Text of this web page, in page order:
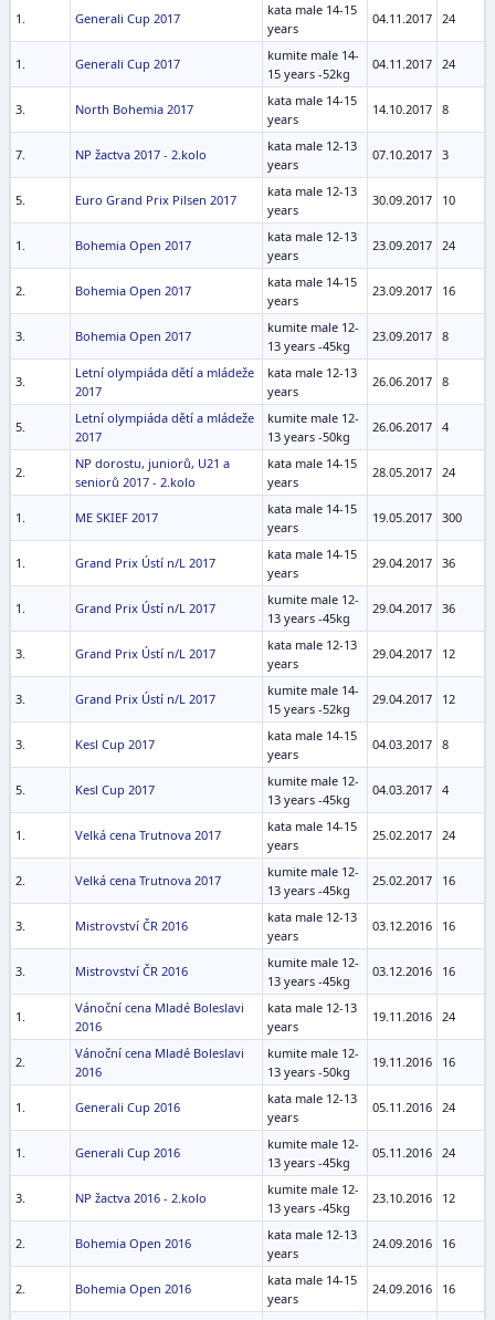
1. Generali Cup 2017
kata male 14-15
years
04.11.2017 24
1. Generali Cup 2017
kumite male 14-
15 years -52kg
04.11.2017 24
3. North Bohemia 2017
kata male 14-15
years
14.10.2017 8
7. NP žactva 2017 - 2.kolo
kata male 12-13
years
07.10.2017 3
5. Euro Grand Prix Pilsen 2017
kata male 12-13
years
30.09.2017 10
1. Bohemia Open 2017
kata male 12-13
years
23.09.2017 24
2. Bohemia Open 2017
kata male 14-15
years
23.09.2017 16
3. Bohemia Open 2017
kumite male 12-
13 years -45kg
23.09.2017 8
3.
Letní olympiáda dětí a mládeže
2017
kata male 12-13
years
26.06.2017 8
5.
Letní olympiáda dětí a mládeže
2017
kumite male 12-
13 years -50kg
26.06.2017 4
2.
NP dorostu, juniorů, U21 a
seniorů 2017 - 2.kolo
kata male 14-15
years
28.05.2017 24
1. ME SKIEF 2017
kata male 14-15
years
19.05.2017 300
1. Grand Prix Ústí n/L 2017
kata male 14-15
years
29.04.2017 36
1. Grand Prix Ústí n/L 2017
kumite male 12-
13 years -45kg
29.04.2017 36
3. Grand Prix Ústí n/L 2017
kata male 12-13
years
29.04.2017 12
3. Grand Prix Ústí n/L 2017
kumite male 14-
15 years -52kg
29.04.2017 12
3. Kesl Cup 2017
kata male 14-15
years
04.03.2017 8
5. Kesl Cup 2017
kumite male 12-
13 years -45kg
04.03.2017 4
1. Velká cena Trutnova 2017
kata male 14-15
years
25.02.2017 24
2. Velká cena Trutnova 2017
kumite male 12-
13 years -45kg
25.02.2017 16
3. Mistrovství ČR 2016
kata male 12-13
years
03.12.2016 16
3. Mistrovství ČR 2016
kumite male 12-
13 years -45kg
03.12.2016 16
1.
Vánoční cena Mladé Boleslavi
2016
kata male 12-13
years
19.11.2016 24
2.
Vánoční cena Mladé Boleslavi
2016
kumite male 12-
13 years -50kg
19.11.2016 16
1. Generali Cup 2016
kata male 12-13
years
05.11.2016 24
1. Generali Cup 2016
kumite male 12-
13 years -45kg
05.11.2016 24
3. NP žactva 2016 - 2.kolo
kumite male 12-
13 years -45kg
23.10.2016 12
2. Bohemia Open 2016
kata male 12-13
years
24.09.2016 16
2. Bohemia Open 2016
kata male 14-15
years
24.09.2016 16